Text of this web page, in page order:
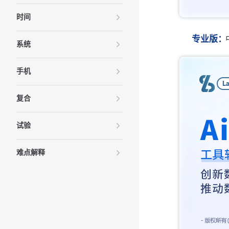
时间
系统
手机
复合
试验
难点解释
专业版：